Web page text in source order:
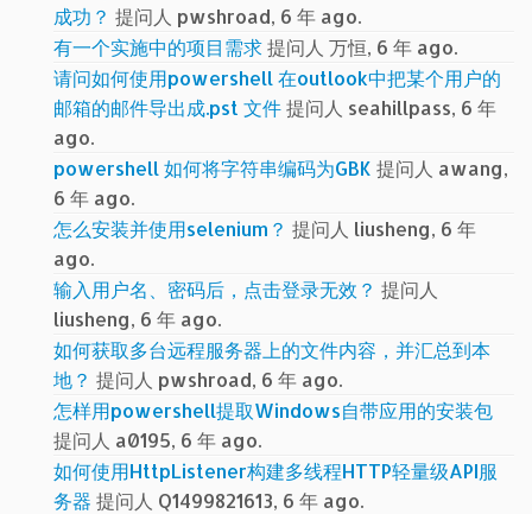
成功？ 提问人 pwshroad, 6 年 ago.
有一个实施中的项目需求提问人 万恒, 6 年 ago.
请问如何使用powershell 在outlook中把某个用户的
邮箱的邮件导出成.pst 文件提问人 seahillpass, 6 年
ago.
powershell 如何将字符串编码为GBK 提问人 awang,
6 年 ago.
怎么安装并使用selenium？ 提问人 liusheng, 6 年
ago.
输入用户名、密码后，点击登录无效？ 提问人
liusheng, 6 年 ago.
如何获取多台远程服务器上的文件内容，并汇总到本
地？ 提问人 pwshroad, 6 年 ago.
怎样用powershell提取Windows自带应用的安装包
提问人 a0195, 6 年 ago.
如何使用HttpListener构建多线程HTTP轻量级API服
务器 提问人 Q1499821613, 6 年 ago.